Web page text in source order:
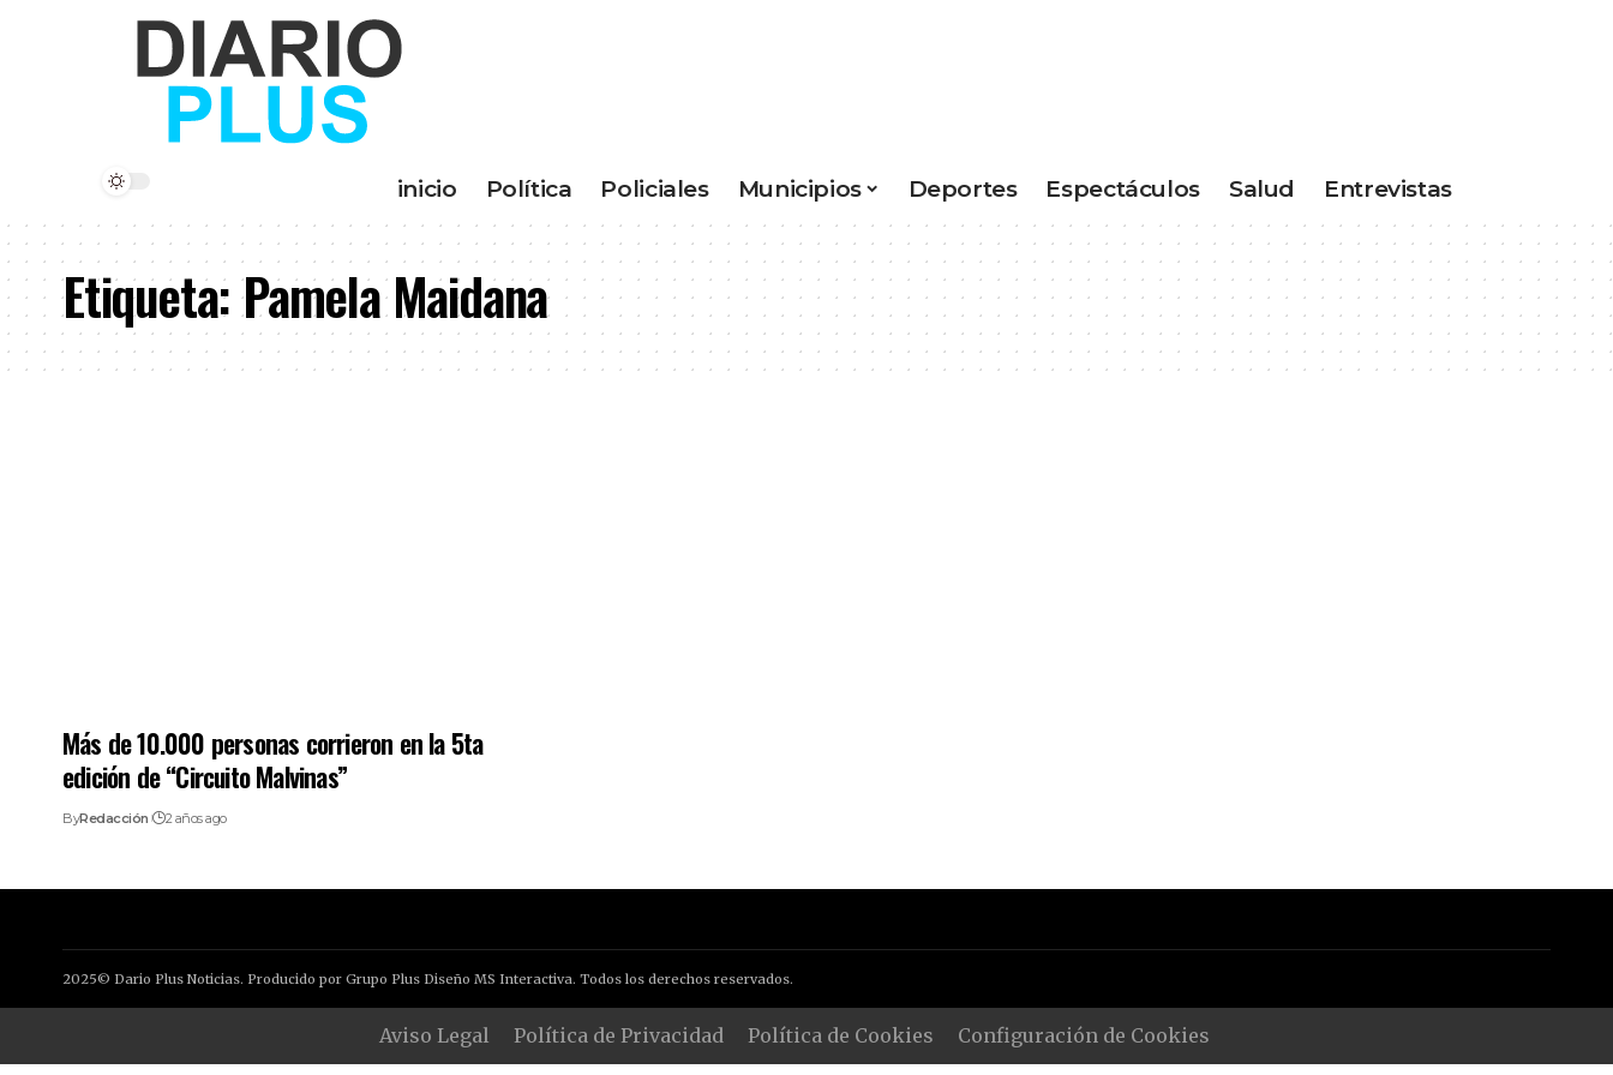
inicio Política Policiales Municipios Deportes Espectáculos Salud Entrevistas
Etiqueta:Pamela Maidana
Más de 10.000 personas corrieron en la 5ta
edición de “Circuito Malvinas”
ByRedacción 2 años ago
2025© Dario Plus Noticias. Producido por Grupo Plus Diseño MS Interactiva. Todos los derechos reservados.
Aviso Legal Política de Privacidad Política de Cookies Configuración de Cookies